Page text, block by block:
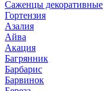
Саженцы декоративные
Гортензия
Азалия
Айва
Акация
Багрянник
Барбарис
Барвинок